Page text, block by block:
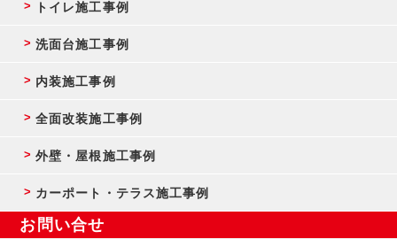
トイレ施工事例
洗面台施工事例
内装施工事例
全面改装施工事例
外壁・屋根施工事例
カーポート・テラス施工事例
お問い合せ